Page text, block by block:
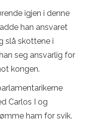
igjen i denne
han ansvaret
slå skottene i
seg ansvarlig for
kongen.
Carlos I og
ham for svik.